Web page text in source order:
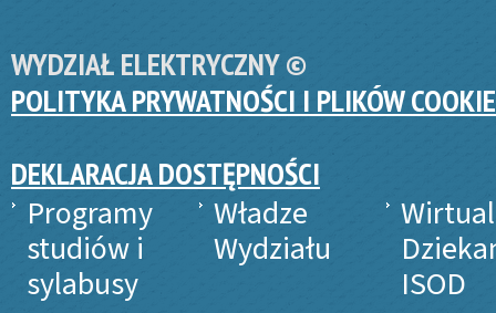
WYDZIAŁ ELEKTRYCZNY ©
POLITYKA PRYWATNOŚCI I PLIKÓW
DEKLARACJA DOSTĘPNOŚCI
Programy
studiów i
sylabusy
Władze
Wydziału
ISOD